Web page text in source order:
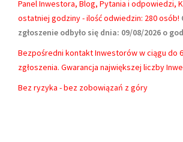
Panel Inwestora, Blog, Pytania i odpowiedzi,
ostatniej godziny - ilość odwiedzin: 280 osób!
zgłoszenie odbyło się dnia: 09/08/2026 o
Bezpośredni kontakt Inwestorów w ciągu do
zgłoszenia. Gwarancja największej liczby
Bez ryzyka - bez zobowiązań z góry